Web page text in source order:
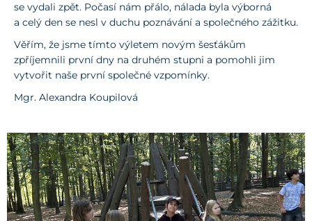
se vydali zpět. Počasí nám přálo, nálada byla výborná
a celý den se nesl v duchu poznávání a společného zážitku.
Věřím, že jsme tímto výletem novým šesťákům
zpříjemnili první dny na druhém stupni a pomohli jim
vytvořit naše první společné vzpomínky.
Mgr. Alexandra Koupilová